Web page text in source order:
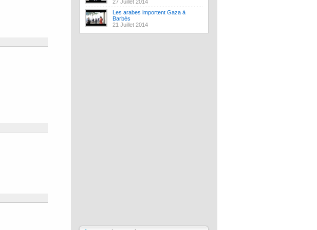
27 Juillet 2014
Les arabes importent Gaza à
Barbès
21 Juillet 2014